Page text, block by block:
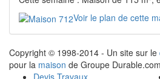
Voir le plan de cette
Copyright © 1998-2014 - Un site sur le
pour la maison de Groupe